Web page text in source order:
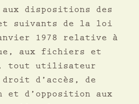
aux dispositions des
suivants de la loi
1978 relative à
aux fichiers et
tout utilisateur
droit d’accès, de
d’opposition aux